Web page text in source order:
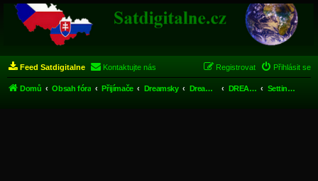
Feed Satdigitalne Kontaktujte nás Přihlásit se
Registrovat
Domů Obsah fóra Přijímače Dreamsky Dreamsky HD DREAMSKY NXP256HD Setting Dreamsky NXP256 HD